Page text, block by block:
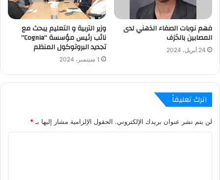
فهم نوبات الصفاء الذهني لدى
المصابين بالخَرَف
24 أبريل، 2024
وزير التربية و التعليم يبحث مع
نائب رئيس مؤسسة “Cognia”
تجديد البروتوكول المنظم
1 سبتمبر، 2024
اترك تعليقاً
لن يتم نشر عنوان بريدك الإلكتروني. الحقول الإلزامية مشار إليها بـ*